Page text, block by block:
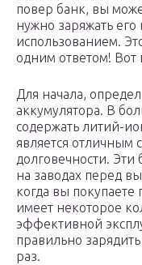
повер банк, вы
нужно заряжать
использованием.
одним ответом! Вот
Для начала,
аккумулятора. В
содержать литий-
является отличным
долговечности.
на заводах перед
когда вы
имеет некоторое
эффективной
правильно
раз.